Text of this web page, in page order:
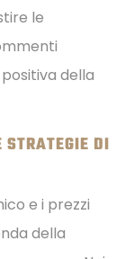
le
della
DI
e i prezzi
della